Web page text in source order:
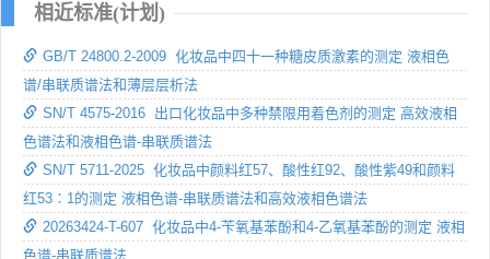
相近标准(计划)
GB/T 24800.2-2009 化妆品中四十一种糖皮质激素的测定 液相色
谱/串联质谱法和薄层层析法
SN/T 4575-2016 出口化妆品中多种禁限用着色剂的测定 高效液相
色谱法和液相色谱-串联质谱法
SN/T 5711-2025 化妆品中颜料红57、酸性红92、酸性紫49和颜料
红53∶1的测定 液相色谱-串联质谱法和高效液相色谱法
20263424-T-607 化妆品中4-苄氧基苯酚和4-乙氧基苯酚的测定 液相
色谱-串联质谱法